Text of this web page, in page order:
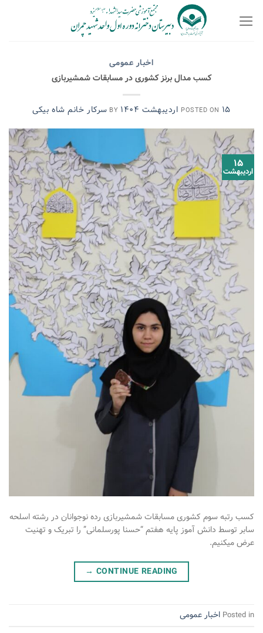
اخبار عمومی
کسب مدال برنز کشوری در مسابقات شمشیربازی
POSTED ON ۱۵ اردیبهشت ۱۴۰۴ سرکار خانم شاه بیکی
۱۵
اردیبهشت
کسب رتبه سوم کشوری مسابقات شمشیربازی رده نوجوانان در رشته اسلحه
سابر توسط دانش آموز پایه هفتم “حسنا پورسلمانی” را تبریک و تهنیت
عرض میکنیم.
CONTINUE READING
→
Posted in اخبار عمومی